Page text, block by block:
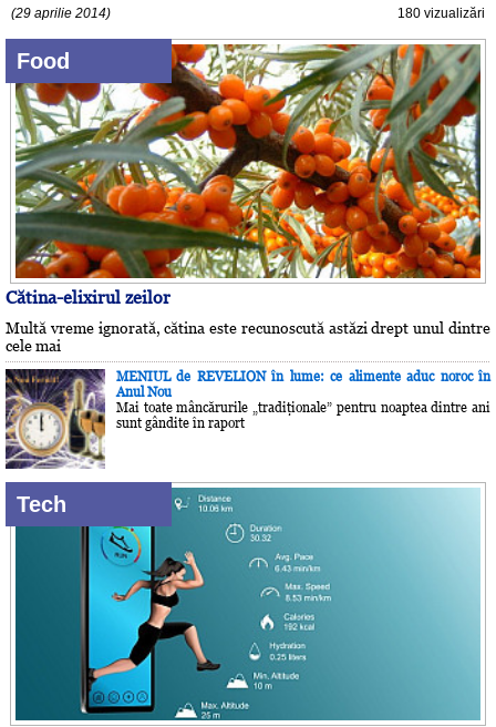
(29 aprilie 2014) 180 vizualizări
Food
Cătina-elixirul zeilor
Multă vreme ignorată, cătina este recunoscută astăzi drept unul dintre
cele mai
MENIUL de REVELION în lume: ce alimente aduc noroc în
Anul Nou
Mai toate mâncărurile „tradiţionale” pentru noaptea dintre ani
sunt gândite în raport
Tech